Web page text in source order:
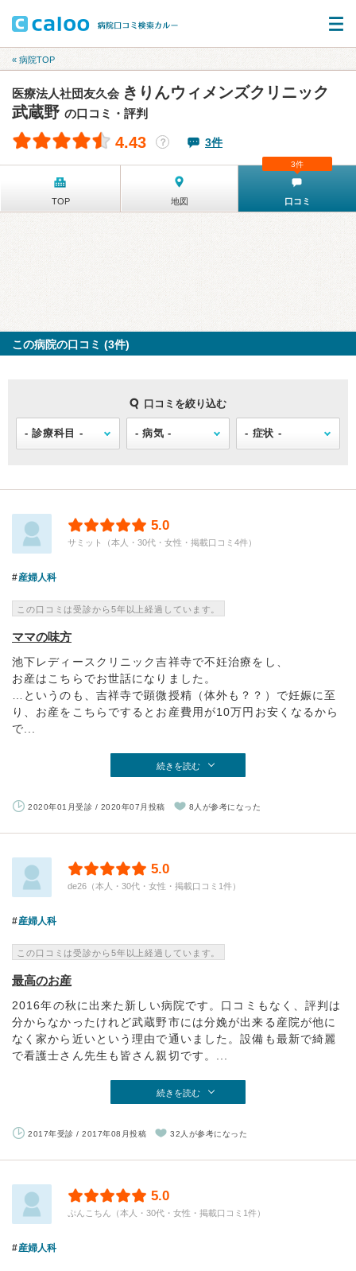
« 病院TOP
医療法人社団友久会 きりんウィメンズクリニック
武蔵野 の口コミ・評判
4.43 ？ 3件
TOP 地図 口コミ
3件
この病院の口コミ (3件)
口コミを絞り込む
5.0
サミット（本人・30代・女性・掲載口コミ4件）
産婦人科
この口コミは受診から5年以上経過しています。
ママの味方
池下レディースクリニック吉祥寺で不妊治療をし、
お産はこちらでお世話になりました。
…というのも、吉祥寺で顕微授精（体外も？？）で妊娠に至
り、お産をこちらでするとお産費用が10万円お安くなるから
で...
続きを読む
2020年01月受診 / 2020年07月投稿 8人が参考になった
5.0
de26（本人・30代・女性・掲載口コミ1件）
産婦人科
この口コミは受診から5年以上経過しています。
最高のお産
2016年の秋に出来た新しい病院です。口コミもなく、評判は
分からなかったけれど武蔵野市には分娩が出来る産院が他に
なく家から近いという理由で通いました。設備も最新で綺麗
で看護士さん先生も皆さん親切です。...
続きを読む
2017年受診 / 2017年08月投稿 32人が参考になった
5.0
ぷんこちん（本人・30代・女性・掲載口コミ1件）
産婦人科